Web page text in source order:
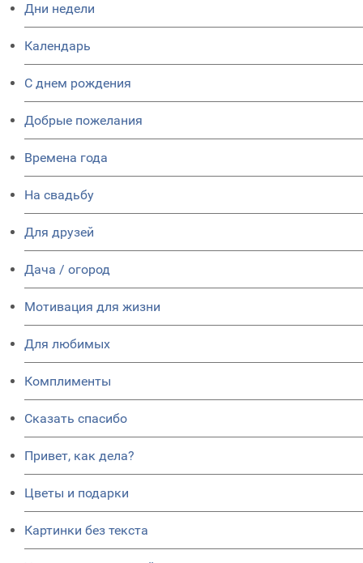
Дни недели
Календарь
C днем рождения
Добрые пожелания
Времена года
На свадьбу
Для друзей
Дача / огород
Мотивация для жизни
Для любимых
Комплименты
Сказать спасибо
Привет, как дела?
Цветы и подарки
Картинки без текста